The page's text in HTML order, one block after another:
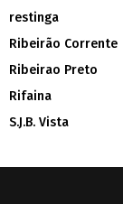
restinga
Ribeirão Corrente
Ribeirao Preto
Rifaina
S.J.B. Vista